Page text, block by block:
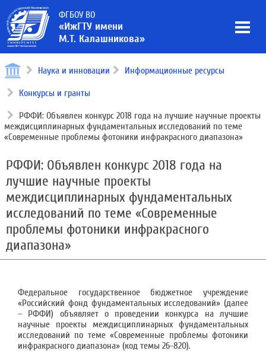
ФГБОУ ВО
«ИжГТУ имени
М.Т. Калашникова»
Наука и инновации Информационные ресурсы
Конкурсы и гранты
РФФИ: Объявлен конкурс 2018 года на лучшие научные проекты
междисциплинарных фундаментальных исследований по теме
«Современные проблемы фотоники инфракрасного диапазона»
РФФИ: Объявлен конкурс 2018 года на
лучшие научные проекты
междисциплинарных фундаментальных
исследований по теме «Современные
проблемы фотоники инфракрасного
диапазона»
Федеральное государственное бюджетное учреждение
«Российский фонд фундаментальных исследований» (далее
– РФФИ) объявляет о проведении конкурса на лучшие
научные проекты междисциплинарных фундаментальных
исследований по теме «Современные проблемы фотоники
инфракрасного диапазона» (код темы 26-820).